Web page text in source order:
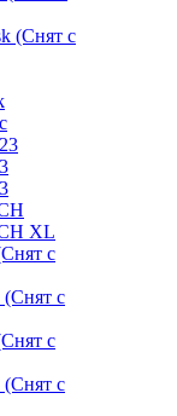
(Снят с
XL
с
(Снят с
с
(Снят с